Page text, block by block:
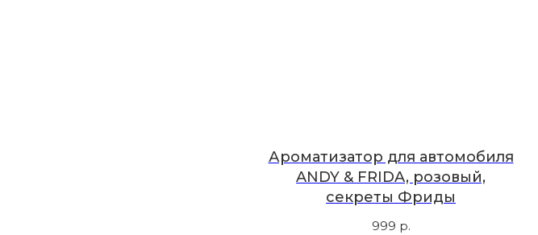
Ароматизатор для автомобиля
ANDY & FRIDA, розовый,
секреты Фриды
999 р.